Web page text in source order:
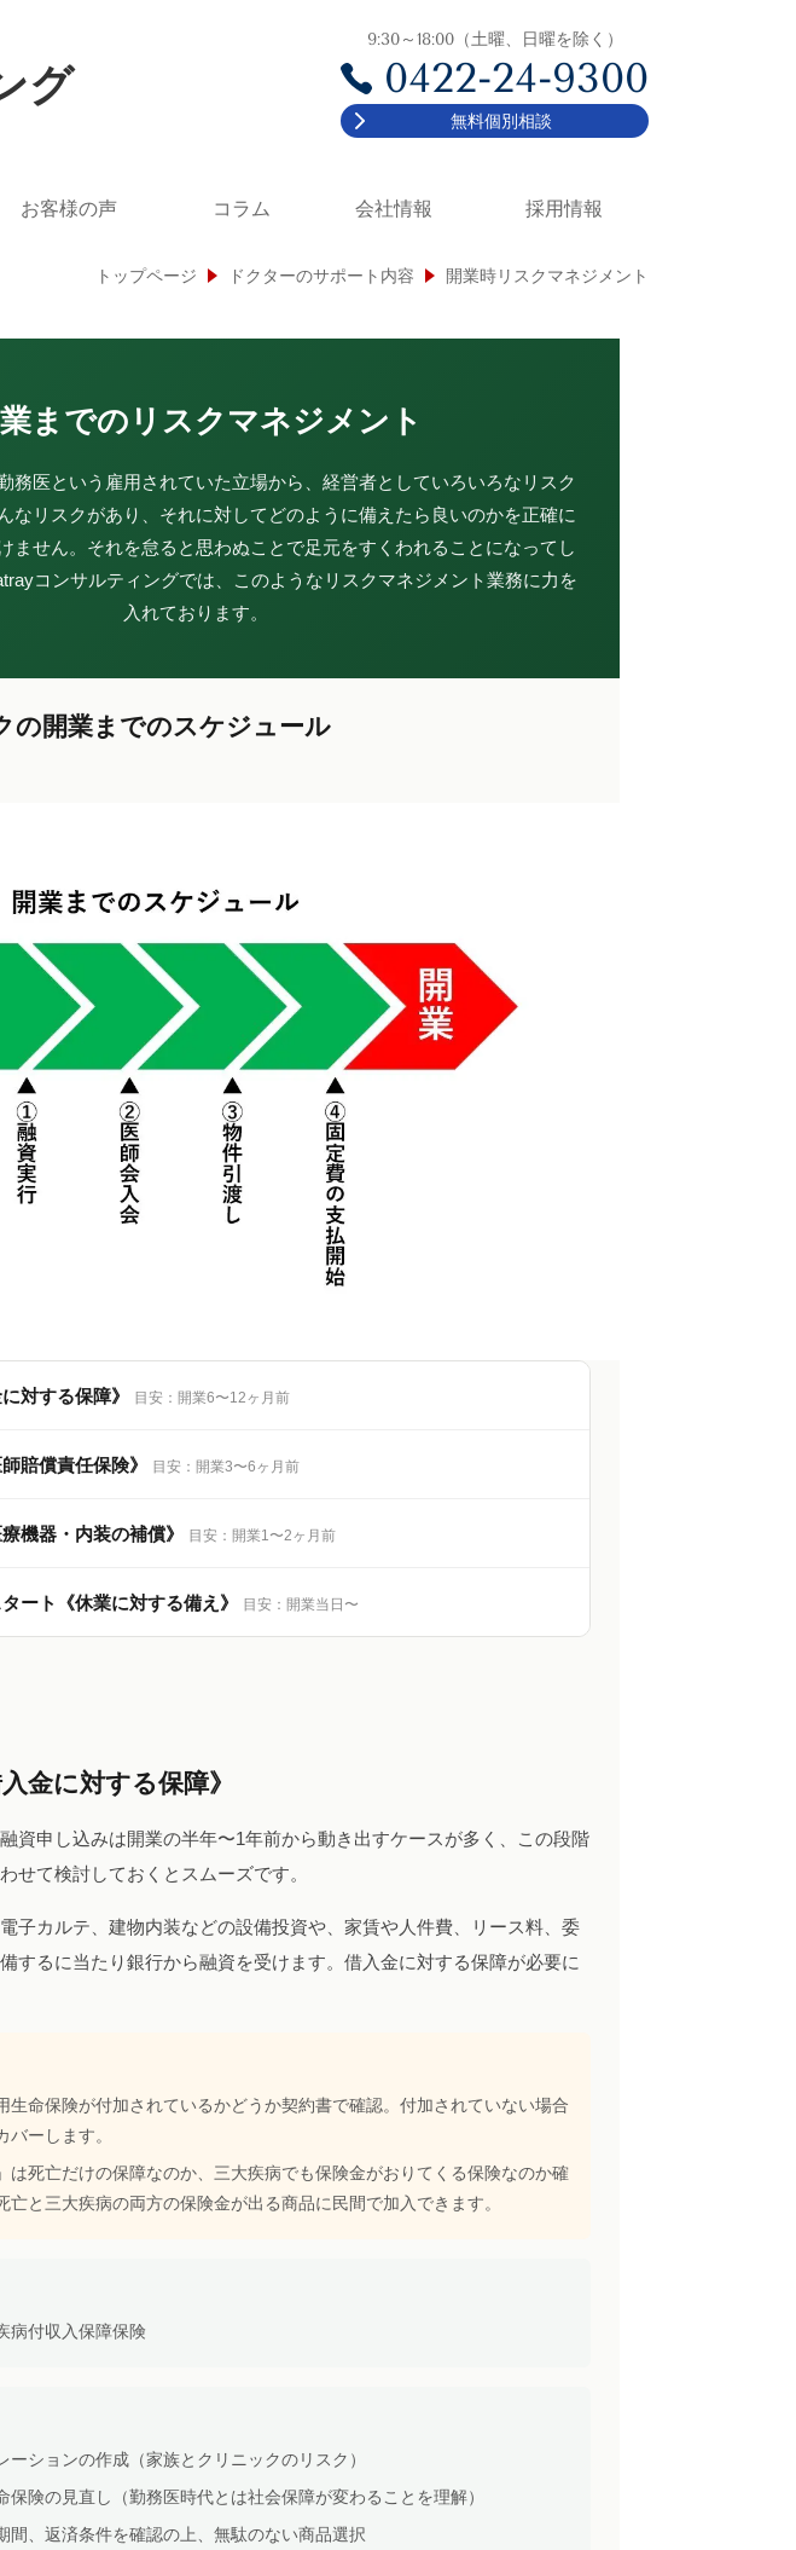
グ
9:30～18:00（土曜、日曜を除く）
0422-24-9300
無料個別相談
お客様の声 コラム 会社情報 採用情報
トップページ ドクターのサポート内容 開業時リスクマネジメント
までのリスクマネジメント
務医という雇用されていた立場から、経営者としていろいろなリスク
なリスクがあり、それに対してどのように備えたら良いのかを正確に
ません。それを怠ると思わぬことで足元をすくわれることになってし
コンサルティングでは、このようなリスクマネジメント業務に力を
入れております。
の開業までのスケジュール
対する保障》 目安：開業6〜12ヶ月前
賠償責任保険》 目安：開業3〜6ヶ月前
機器・内装の補償》 目安：開業1〜2ヶ月前
ート《休業に対する備え》 目安：開業当日〜
金に対する保障》
資申し込みは開業の半年〜1年前から動き出すケースが多く、この段階
せて検討しておくとスムーズです。
子カルテ、建物内装などの設備投資や、家賃や人件費、リース料、委
するに当たり銀行から融資を受けます。借入金に対する保障が必要に
生命保険が付加されているかどうか契約書で確認。付加されていない場合
バーします。
は死亡だけの保障なのか、三大疾病でも保険金がおりてくる保険なのか確
亡と三大疾病の両方の保険金が出る商品に民間で加入できます。
病付収入保障保険
ーションの作成（家族とクリニックのリスク）
保険の見直し（勤務医時代とは社会保障が変わることを理解）
間、返済条件を確認の上、無駄のない商品選択